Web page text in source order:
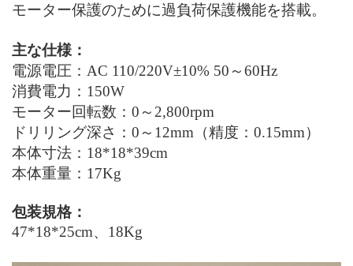
モーター保護のために過負荷保護機能を搭載。
主な仕様：
電源電圧： AC 110/220V±10% 50 ～60Hz
消費電力：150W
モーター回転数： 0 ～2,800rpm
ドリリング深さ：0～12mm（精度：0.15mm）
本体寸法：18*18*39cm
本体重量：17Kg
包装規格：
47*18*25cm、18Kg